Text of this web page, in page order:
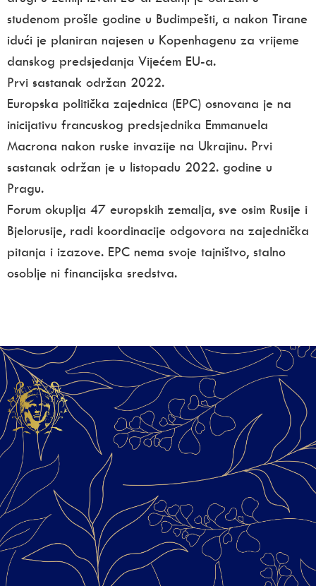
studenom prošle godine u Budimpešti, a nakon Tirane
idući je planiran najesen u Kopenhagenu za vrijeme
danskog predsjedanja Vijećem EU-a.
Prvi sastanak održan 2022.
Europska politička zajednica (EPC) osnovana je na
inicijativu francuskog predsjednika Emmanuela
Macrona nakon ruske invazije na Ukrajinu. Prvi
sastanak održan je u listopadu 2022. godine u
Pragu.
Forum okuplja 47 europskih zemalja, sve osim Rusije i
Bjelorusije, radi koordinacije odgovora na zajednička
pitanja i izazove. EPC nema svoje tajništvo, stalno
osoblje ni financijska sredstva.